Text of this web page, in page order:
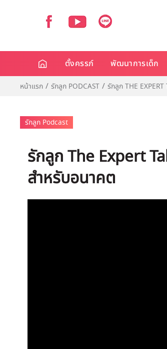
ตั้งครรภ์ พัฒนาการเด็ก
หน้าแรก รักลูก PODCAST รักลูก THE
รักลูก Podcast
รักลูก The Expert
สำหรับอนาคต